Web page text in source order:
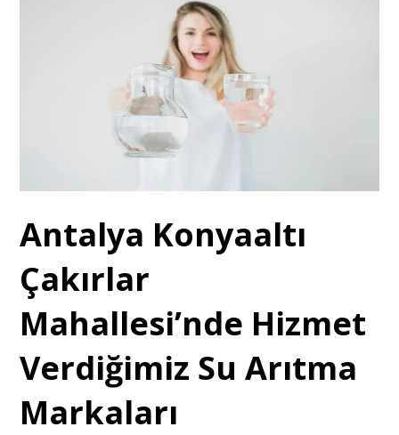
Antalya Konyaaltı
Çakırlar
Mahallesi’nde Hizmet
Verdiğimiz Su Arıtma
Markaları